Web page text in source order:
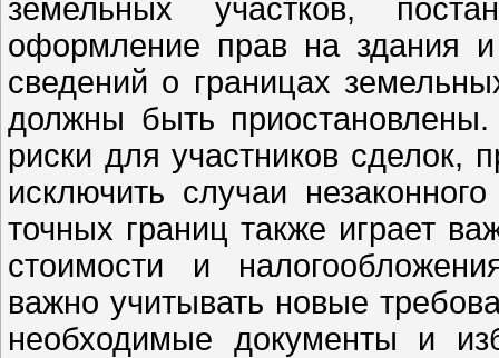
земельных участков,
оформление прав на здания
сведений о границах
должны быть
риски для участников сделок,
исключить случаи
точных границ также играет
стоимости и
важно учитывать новые
необходимые документы и